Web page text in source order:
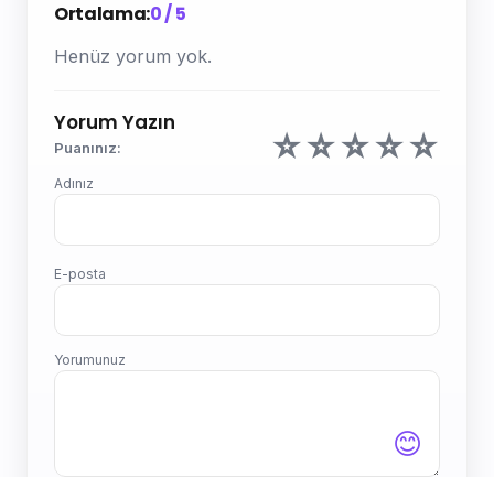
Ortalama:0 / 5
Henüz yorum yok.
Yorum Yazın
Puanınız: ☆☆☆☆☆
Adınız
E-posta
Yorumunuz
😊